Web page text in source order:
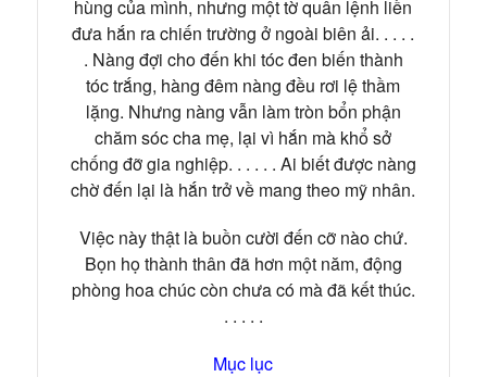
hùng của mình, nhưng một tờ quân lệnh liền
đưa hắn ra chiến trường ở ngoài biên ải. . . . .
. Nàng đợi cho đến khi tóc đen biến thành
tóc trắng, hàng đêm nàng đều rơi lệ thầm
lặng. Nhưng nàng vẫn làm tròn bổn phận
chăm sóc cha mẹ, lại vì hắn mà khổ sở
chống đỡ gia nghiệp. . . . . . Ai biết được nàng
chờ đến lại là hắn trở về mang theo mỹ nhân.
Việc này thật là buồn cười đến cỡ nào chứ.
Bọn họ thành thân đã hơn một năm, động
phòng hoa chúc còn chưa có mà đã kết thúc.
. . . . .
Mục lục